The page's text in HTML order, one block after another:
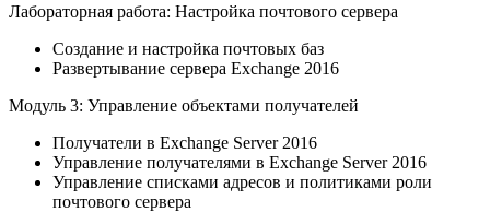
Лабораторная работа: Настройка почтового сервера
Создание и настройка почтовых баз
Развертывание сервера Exchange 2016
Модуль 3: Управление объектами получателей
Получатели в Exchange Server 2016
Управление получателями в Exchange Server 2016
Управление списками адресов и политиками роли
почтового сервера